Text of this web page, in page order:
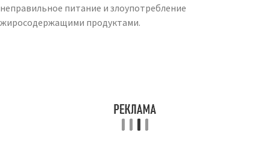
неправильное питание и злоупотребление
жиросодержащими продуктами.